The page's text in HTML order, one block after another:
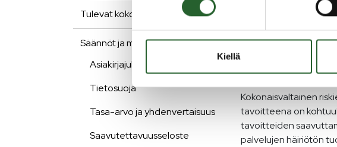
Kiellä
Tulevat kokoukset
Säännöt ja muut asiakirjat
Asiakirjajulkisuus
Tietosuoja
Tasa-arvo ja yhdenvertaisuus
Saavutettavuusseloste
toiminnot ja
Sisäinen valvonta
sisäiseen
Kokonaisvaltainen
tavoitteena on
tavoitteiden
palvelujen häiriötön